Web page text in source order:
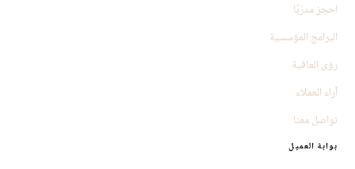
احجز مدرّبًا
البرامج المؤسسية
رؤى العافية
آراء العملاء
تواصل معنا
بوابة العميل